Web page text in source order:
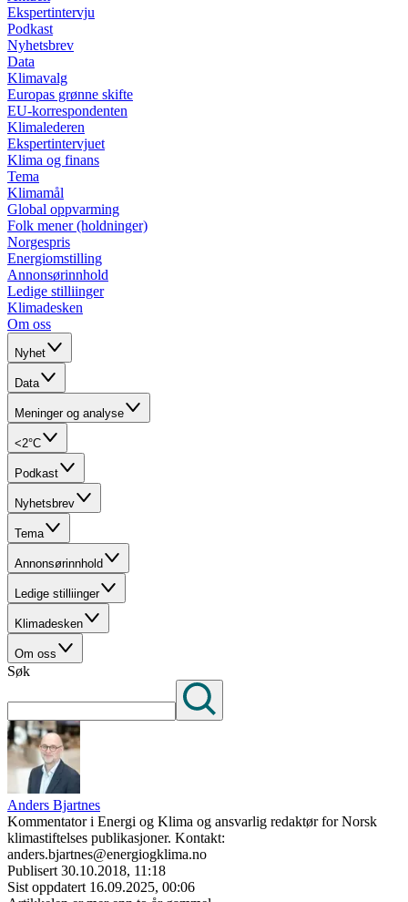
Ekspertintervju
Podkast
Nyhetsbrev
Data
Klimavalg
Europas grønne skifte
EU-korrespondenten
Klimalederen
Ekspertintervjuet
Klima og finans
Tema
Klimamål
Global oppvarming
Folk mener (holdninger)
Norgespris
Energiomstilling
Annonsørinnhold
Ledige stilliinger
Klimadesken
Om oss
Nyhet
Data
Meninger og analyse
<2°C
Podkast
Nyhetsbrev
Tema
Annonsørinnhold
Ledige stilliinger
Klimadesken
Om oss
Søk
Anders Bjartnes
Kommentator i Energi og Klima og ansvarlig redaktør for Norsk
klimastiftelses publikasjoner. Kontakt:
anders.bjartnes@energiogklima.no
Publisert 30.10.2018, 11:18
Sist oppdatert 16.09.2025, 00:06